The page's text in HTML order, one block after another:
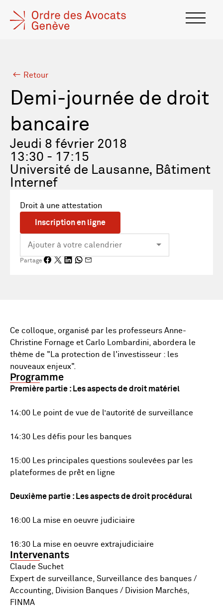
Retour
Demi-journée de droit
bancaire
Jeudi 8 février 2018
13:30 - 17:15
Université de Lausanne, Bâtiment
Internef
Droit à une attestation
Inscription en ligne
Partage
Ce colloque, organisé par les professeurs Anne-
Christine Fornage et Carlo Lombardini, abordera le
thème de "La protection de l'investisseur : les
nouveaux enjeux".
Programme
Première partie : Les aspects de droit matériel
14:00 Le point de vue de l’autorité de surveillance
14:30 Les défis pour les banques
15:00 Les principales questions soulevées par les
plateformes de prêt en ligne
Deuxième partie : Les aspects de droit procédural
16:00 La mise en oeuvre judiciaire
16:30 La mise en oeuvre extrajudiciaire
Intervenants
Claude Suchet
Expert de surveillance, Surveillance des banques /
Accounting, Division Banques / Division Marchés,
FINMA